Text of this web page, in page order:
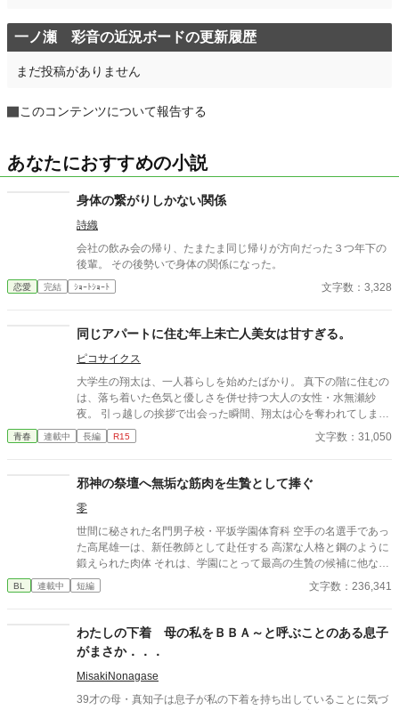
一ノ瀬 彩音の近況ボードの更新履歴
まだ投稿がありません
このコンテンツについて報告する
あなたにおすすめの小説
身体の繋がりしかない関係
詩織
会社の飲み会の帰り、たまたま同じ帰りが方向だった３つ年下の
後輩。 その後勢いで身体の関係になった。
恋愛 完結 ｼｮｰﾄｼｮｰﾄ 文字数：3,328
同じアパートに住む年上未亡人美女は甘すぎる。
ピコサイクス
大学生の翔太は、一人暮らしを始めたばかり。 真下の階に住むの
は、落ち着いた色気と優しさを併せ持つ大人の女性・水無瀬紗
夜。 引っ越しの挨拶で出会った瞬間、翔太は心を奪われてしま
う。 偶然にもアルバイト先のスーパーで再会した彼女は、翔太を
すぐに採用し、温かく仕事を教えてくれる存在だった。 ある日の
紗夜の部屋でご飯をご馳走になるほど親密に。 優しくて穏やかで
――その色気に触れるたび、翔太の心は揺れていく。 大人の女性
と大学生、甘くちょっぴり刺激的な同居生活（？）がはじまる。
青春 連載中 長編 R15 文字数：31,050
邪神の祭壇へ無垢な筋肉を生贄として捧ぐ
零
世間に秘された名門男子校・平坂学園体育科 空手の名選手であっ
た高尾雄一は、新任教師として赴任する 高潔な人格と鋼のように
鍛えられた肉体 それは、学園にとって最高の生贄の候補に他なら
なかった 至高の筋肉を持つ、精神を削られ意志をなくした青年を
太古の神に捧げるため、“水”、“風”、“土”の信奉者達が暗躍する 意
校で繰り広げられるダークファンタジー
BL 連載中 短編 文字数：236,341
わたしの下着 母の私をＢＢＡ～と呼ぶことのある息子
がまさか．．．
MisakiNonagase
39才の母・真知子は息子が私の下着を持ち出していることに気づ